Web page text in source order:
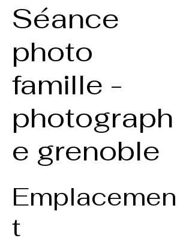
Séance
photo
famille -
photograph
e grenoble
Emplacemen
t